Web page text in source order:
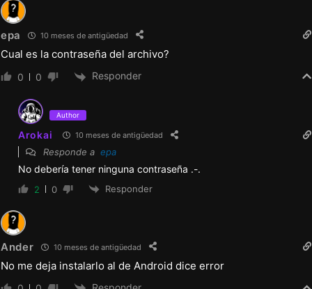
epa 10 meses de antigüedad
Cual es la contraseña del archivo?
0 0 Responder
Author
Arokai 10 meses de antigüedad
Responde a epa
No debería tener ninguna contraseña .-.
2 0 Responder
Ander 10 meses de antigüedad
No me deja instalarlo al de Android dice error